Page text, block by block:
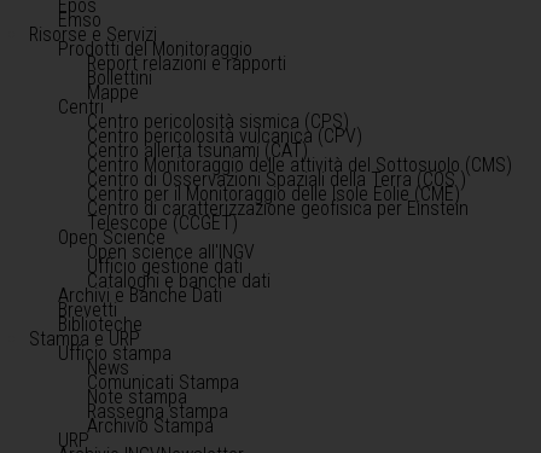
Epos
Emso
Risorse e Servizi
Prodotti del Monitoraggio
Report relazioni e rapporti
Bollettini
Mappe
Centri
Centro pericolosità sismica (CPS)
Centro pericolosità vulcanica (CPV)
Centro allerta tsunami (CAT)
Centro Monitoraggio delle attività del Sottosuolo (CMS)
Centro di Osservazioni Spaziali della Terra (COS )
Centro per il Monitoraggio delle Isole Eolie (CME)
Centro di caratterizzazione geofisica per Einstein
Telescope (CCGET)
Open Science
Open science all'INGV
Ufficio gestione dati
Cataloghi e banche dati
Archivi e Banche Dati
Brevetti
Biblioteche
Stampa e URP
Ufficio stampa
News
Comunicati Stampa
Note stampa
Rassegna stampa
Archivio Stampa
URP